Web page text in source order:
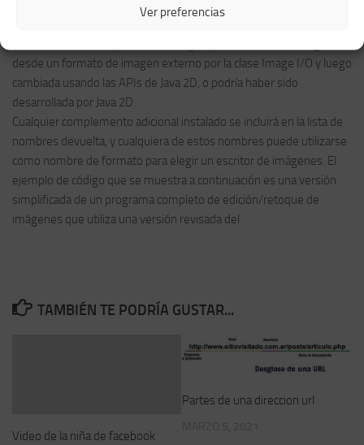
Ver preferencias
Graphics.drawImage(), con un filtrado opcional.
desde un formato de imagen externo por la clase Image I/O y luego
cambiada usando las APIs de Java 2D, o podría haber sido
desarrollada por Java 2D.
Cualquier complemento adicional instalado se incluirá en la lista de
nombres devuelta, y cualquiera de estos nombres puede utilizarse
como nombre de formato para elegir un escritor de imágenes. El
ejemplo de código que se muestra a continuación es una versión
simplificada de un programa completo de edición/retoque de
imágenes que utiliza una versión revisada del
TAMBIÉN TE PODRÍA GUSTAR...
Video de la niña de facebook
Partes de una direccion url